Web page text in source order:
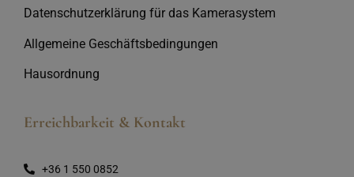
Datenschutzerklärung für das Kamerasystem
Allgemeine Geschäftsbedingungen
Hausordnung
Erreichbarkeit & Kontakt
+36 1 550 0852